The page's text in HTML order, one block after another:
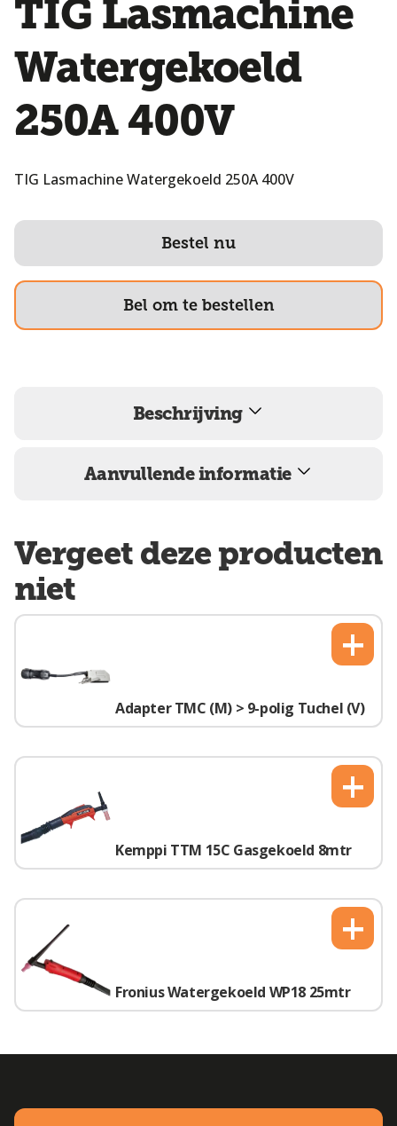
TIG Lasmachine
Watergekoeld
250A 400V
TIG Lasmachine Watergekoeld 250A 400V
Bestel nu
Bel om te bestellen
Beschrijving
Aanvullende informatie
Vergeet deze producten
niet
Adapter TMC (M) > 9-polig Tuchel (V)
+
Kemppi TTM 15C Gasgekoeld 8mtr
+
Fronius Watergekoeld WP18 25mtr
+